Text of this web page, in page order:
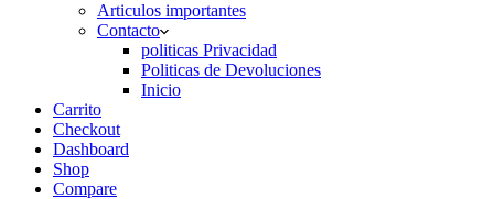
Articulos importantes
Contacto
politicas Privacidad
Politicas de Devoluciones
Inicio
Carrito
Checkout
Dashboard
Shop
Compare